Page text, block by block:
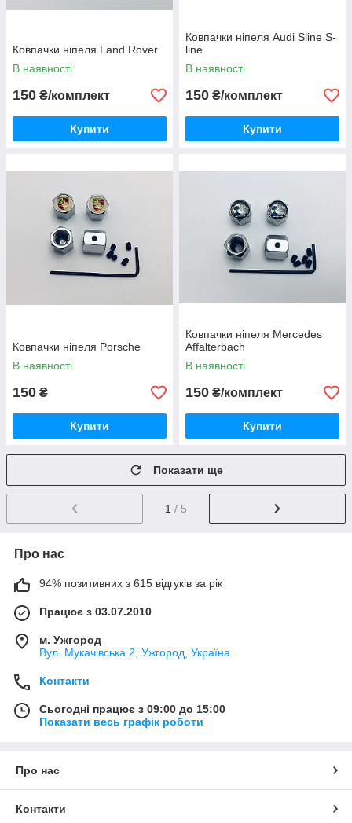
Ковпачки ніпеля Land Rover
В наявності
150 ₴/комплект
Купити
Ковпачки ніпеля Audi Sline S-
line
В наявності
150 ₴/комплект
Купити
Ковпачки ніпеля Porsche
В наявності
150 ₴
Купити
Ковпачки ніпеля Mercedes
Affalterbach
В наявності
150 ₴/комплект
Купити
Показати ще
1 / 5
Про нас
94% позитивних з 615 відгуків за рік
Працює з 03.07.2010
м. Ужгород
Вул. Мукачівська 2, Ужгород, Україна
Контакти
Сьогодні працює з 09:00 до 15:00
Показати весь графік роботи
Про нас
Контакти